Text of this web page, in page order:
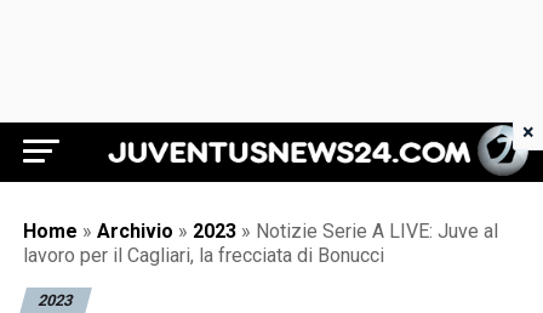
Juventus News 24
Home » Archivio » 2023 » Notizie Serie A LIVE: Juve al
lavoro per il Cagliari, la frecciata di Bonucci
2023
×